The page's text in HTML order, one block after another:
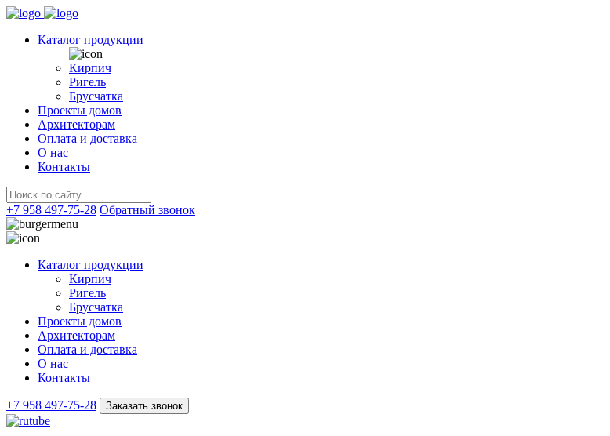
Каталог продукции
Кирпич
Ригель
Брусчатка
Проекты домов
Архитекторам
Оплата и доставка
О нас
Контакты
+7 958 497-75-28 Обратный звонок
Каталог продукции
Кирпич
Ригель
Брусчатка
Проекты домов
Архитекторам
Оплата и доставка
О нас
Контакты
+7 958 497-75-28 Заказать звонок